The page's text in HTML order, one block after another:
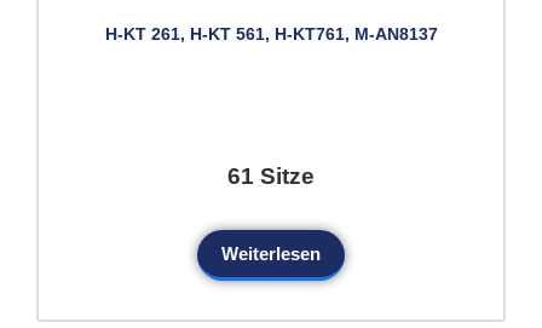
H-KT 261, H-KT 561, H-KT761, M-AN8137
61 Sitze
Weiterlesen